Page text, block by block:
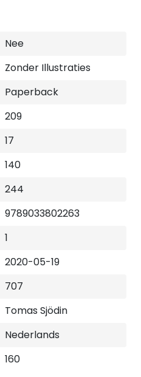
Nee
Zonder Illustraties
Paperback
209
17
140
244
9789033802263
1
2020-05-19
707
Tomas Sjödin
Nederlands
160